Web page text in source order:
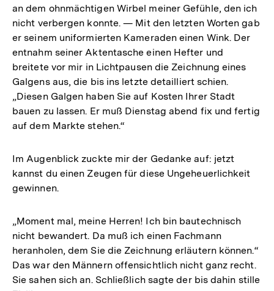
an dem ohnmächtigen Wirbel meiner Gefühle, den ich
nicht verbergen konnte. — Mit den letzten Worten gab
er seinem uniformierten Kameraden einen Wink. Der
entnahm seiner Aktentasche einen Hefter und
breitete vor mir in Lichtpausen die Zeichnung eines
Galgens aus, die bis ins letzte detailliert schien.
„Diesen Galgen haben Sie auf Kosten Ihrer Stadt
bauen zu lassen. Er muß Dienstag abend fix und fertig
auf dem Markte stehen.“
Im Augenblick zuckte mir der Gedanke auf: jetzt
kannst du einen Zeugen für diese Ungeheuerlichkeit
gewinnen.
„Moment mal, meine Herren! Ich bin bautechnisch
nicht bewandert. Da muß ich einen Fachmann
heranholen, dem Sie die Zeichnung erläutern können.“
Das war den Männern offensichtlich nicht ganz recht.
Sie sahen sich an. Schließlich sagte der bis dahin stille